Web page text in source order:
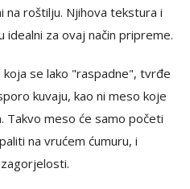
na roštilju. Njihova tekstura i
za ovaj način pripreme.
se lako "raspadne", tvrđe
kuvaju, kao ni meso koje
Takvo meso će samo početi
na vrućem ćumuru, i